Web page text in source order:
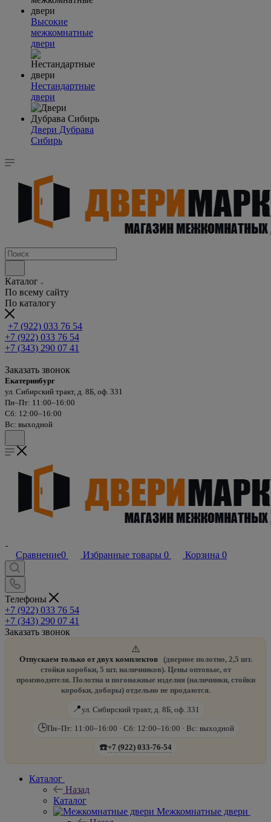
Высокие
межкомнатные
двери
Нестандартные
двери
Двери Дубрава
Сибирь
Каталог
По всему сайту
По каталогу
+7 (922) 033 76 54
+7 (922) 033 76 54
+7 (343) 290 07 41
Заказать звонок
Екатеринбург
ул. Сибирский тракт, д. 8Б, оф. 331
Пн–Пт: 11:00–16:00
Сб: 12:00–16:00
Вс: выходной
Сравнение0 Избранные товары 0 Корзина 0
Телефоны
+7 (922) 033 76 54
+7 (343) 290 07 41
Заказать звонок
⚠️
Отпускаем только от двух комплектов
(дверное полотно, 2,5 шт.
стойки коробки, 5 шт. наличников). Цены оптовые, от
производителя. Полотна и погонажные изделия (наличники, стойки
коробки, доборы) отдельно не продаются.
📍ул. Сибирский тракт, д. 8Б, оф. 331
🕒Пн–Пт: 11:00–16:00 · Сб: 12:00–16:00 · Вс: выходной
☎️+7 (922) 033-76-54
Каталог
Назад
Каталог
Межкомнатные двери